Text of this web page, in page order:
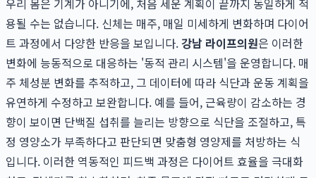
우리 몸은 기계가 아니기에, 처음 세운 계획이 끝까지 동일하게 적
용될 수는 없습니다. 신체는 매주, 매일 미세하게 변화하며 다이어
트 과정에서 다양한 반응을 보입니다. 강남 라이프의원은 이러한
변화에 능동적으로 대응하는 '동적 관리 시스템'을 운영합니다. 매
주 체성분 변화를 추적하고, 그 데이터에 따라 식단과 운동 계획을
유연하게 수정하고 보완합니다. 예를 들어, 근육량이 감소하는 경
향이 보이면 단백질 섭취를 늘리는 방향으로 식단을 조절하고, 특
정 영양소가 부족하다고 판단되면 맞춤형 영양제를 처방하는 식
입니다. 이러한 역동적인 피드백 과정은 다이어트 효율을 극대화